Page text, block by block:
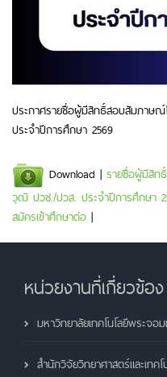
ประกาศรายชื่อผู้มีสิทธิ์สอบสัมภาษ
ประจำปีการศึกษา 2569
Download | รายชื่อผู้มีสิท
วุฒิ ปวช./ปวส. ประจำปีการศึกษา
สมัครเข้าศึกษาต่อ |
หน่วยงานที่เกี่ยวข้อง
มหาวิทยาลัยเทคโนโลยีพระจอ
สำนักวิจัยวิทยาศาสตร์และเทคโ